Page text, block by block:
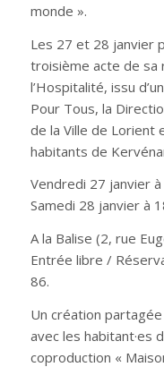
monde ».
Les 27 et 28 janvier
troisième acte de sa
l’Hospitalité, issu
Pour Tous, la
de la Ville de Lorient
habitants de
Vendredi 27 janvier à
Samedi 28 janvier à
A la Balise (2, rue
Entrée libre /
86.
Un création
avec les habitant·es
coproduction «